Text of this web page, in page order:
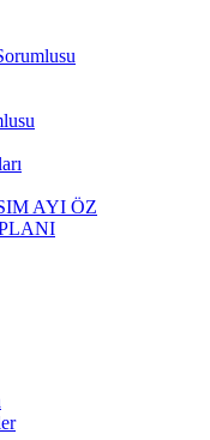
AYI ÖZ